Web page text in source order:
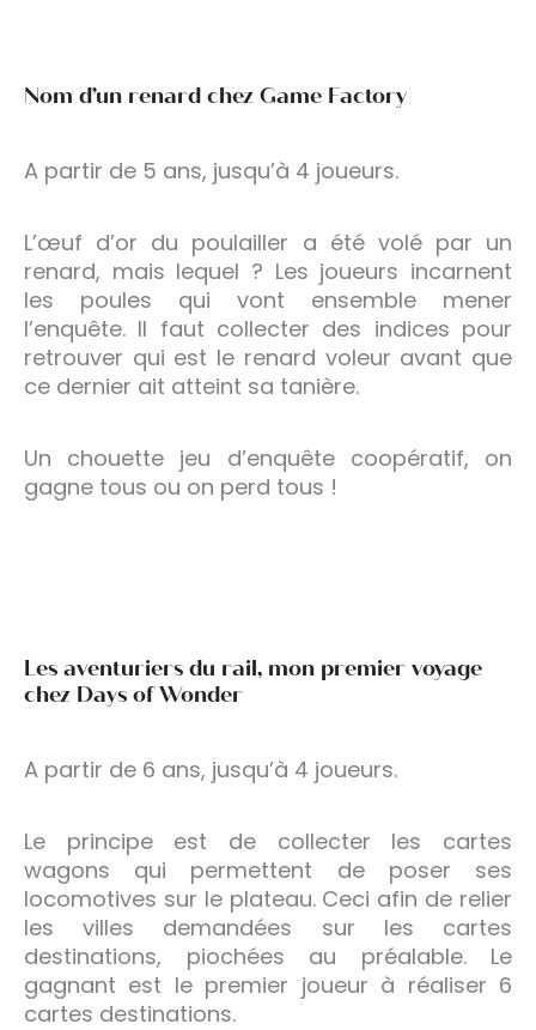
Nom d’un renard chez Game Factory
A partir de 5 ans, jusqu’à 4 joueurs.
L’œuf d’or du poulailler a été volé par un
renard, mais lequel ? Les joueurs incarnent
les poules qui vont ensemble mener
l’enquête. Il faut collecter des indices pour
retrouver qui est le renard voleur avant que
ce dernier ait atteint sa tanière.
Un chouette jeu d’enquête coopératif, on
gagne tous ou on perd tous !
Les aventuriers du rail, mon premier voyage
chez Days of Wonder
A partir de 6 ans, jusqu’à 4 joueurs.
Le principe est de collecter les cartes
wagons qui permettent de poser ses
locomotives sur le plateau. Ceci afin de relier
les villes demandées sur les cartes
destinations, piochées au préalable. Le
gagnant est le premier joueur à réaliser 6
cartes destinations.